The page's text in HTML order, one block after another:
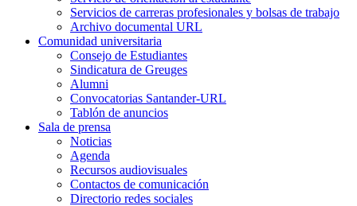
Servicios de carreras profesionales y bolsas de trabajo
Archivo documental URL
Comunidad universitaria
Consejo de Estudiantes
Sindicatura de Greuges
Alumni
Convocatorias Santander-URL
Tablón de anuncios
Sala de prensa
Noticias
Agenda
Recursos audiovisuales
Contactos de comunicación
Directorio redes sociales